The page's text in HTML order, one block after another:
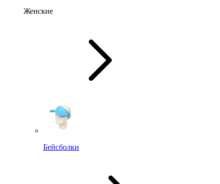
Женские
Бейсболки